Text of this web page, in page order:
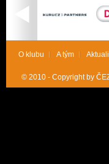
O klubu A tým
© 2010 - Copyright by